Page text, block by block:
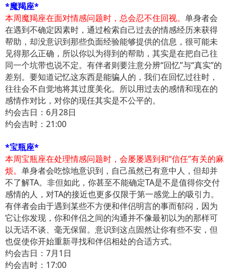
*魔羯座*
本周魔羯座在面对情感问题时，总会忍不住回视。 单身者会
在遇到不确定因素时，通过检索自己过去的情感经历来获得
帮助，却没意识到那些负面经验能够提供的信息，很可能未
见得那么正确，所以你以为得到的帮助，其实是在把自己往
同一个坑带也说不定。有伴者则要注意分辨“回忆”与“真实”的
差别。要知道记忆这东西是能骗人的，我们在回忆过往时，
往往会不自觉地将其过度美化。所以用过去的感情和现在的
感情作对比，对你的现任其实是不公平的。
约会吉日：6月28日
约会吉时：21:00
*宝瓶座*
本周宝瓶座在处理情感问题时，会屡屡遇到和“信任”有关的麻
烦。 单身者会吃惊地意识到，自己虽然已有意中人，但却并
不了解TA。非但如此，你甚至不能确定TA是不是值得你交付
感情的人，对TA的接近也更多仅限于第一感觉上的吸引力。
有伴者会由于遇到某些不方便和伴侣明言的事而郁闷，因为
它让你发现，你和伴侣之间的沟通并不像最初以为的那样可
以无话不谈、毫无保留。意识到这点固然让你有些不安，但
也促使你开始重新寻找和伴侣相处的合适方式。
约会吉日：7月1日
约会吉时：17:00